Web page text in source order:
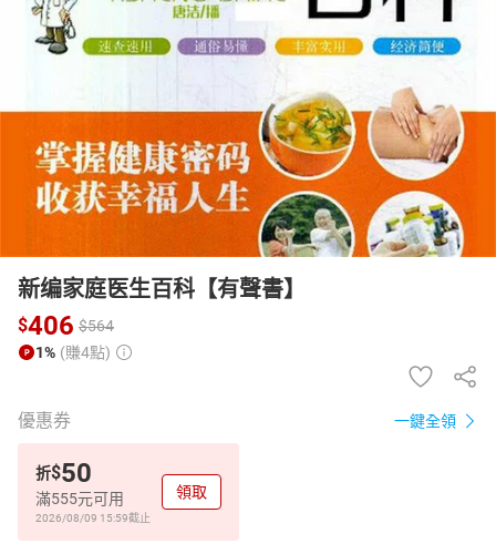
新编家庭医生百科【有聲書】
$406 $564
1% (賺4點)
優惠券 一鍵全領
折$50
滿555元可用
2026/08/09 15:59截止
領取